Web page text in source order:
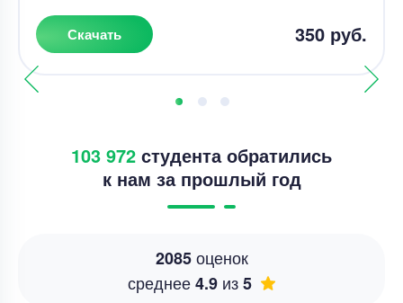
Скачать 350 руб.
103 972 студента обратились
к нам за прошлый год
2085оценок
среднее4.9 из5